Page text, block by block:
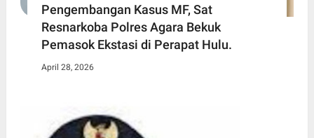
Pengembangan Kasus MF, Sat
Resnarkoba Polres Agara Bekuk
Pemasok Ekstasi di Perapat Hulu.
April 28, 2026